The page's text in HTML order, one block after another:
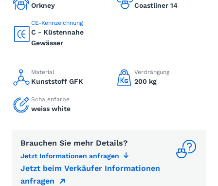
Orkney Coastliner 14
CE-Kennzeichnung
C - Küstennahe
Gewässer
Material
Kunststoff GFK
Verdrängung
200 kg
Schalenfarbe
weiss white
Brauchen Sie mehr Details?
Jetzt Informationen anfragen
Jetzt beim Verkäufer Informationen
anfragen